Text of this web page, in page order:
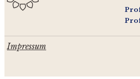
Impressum